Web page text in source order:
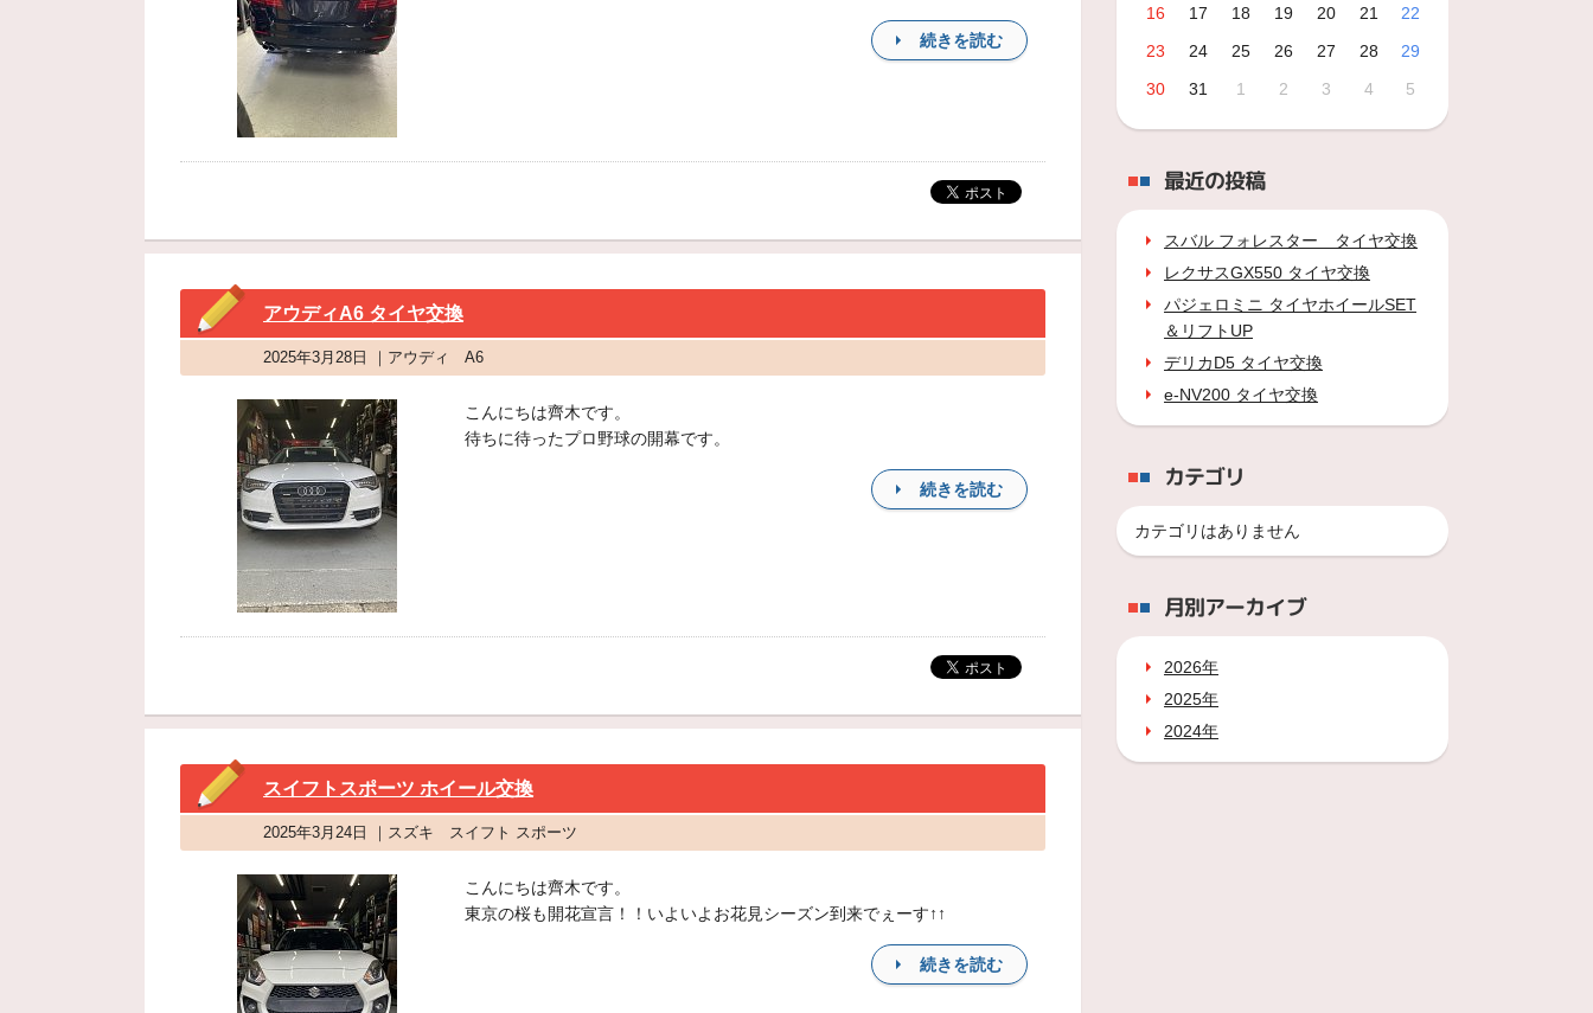
続きを読む
アウディA6 タイヤ交換
2025年3月28日 ｜アウディ A6
こんにちは齊木です。
待ちに待ったプロ野球の開幕です。
続きを読む
スイフトスポーツ ホイール交換
2025年3月24日 ｜スズキ スイフト スポーツ
こんにちは齊木です。
東京の桜も開花宣言！！いよいよお花見シーズン到来でぇーす↑↑
続きを読む
16
17 18 19 20 21
22
23
24 25 26 27 28
29
30
31 1 2 3 4 5
最近の投稿
スバル フォレスター タイヤ交換
レクサスGX550 タイヤ交換
パジェロミニ タイヤホイールSET
＆リフトUP
デリカD5 タイヤ交換
e-NV200 タイヤ交換
カテゴリ
カテゴリはありません
月別アーカイブ
2026年
2025年
2024年